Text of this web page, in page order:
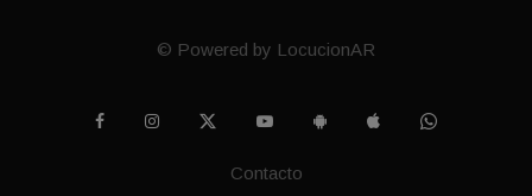
© Powered by LocucionAR
Contacto